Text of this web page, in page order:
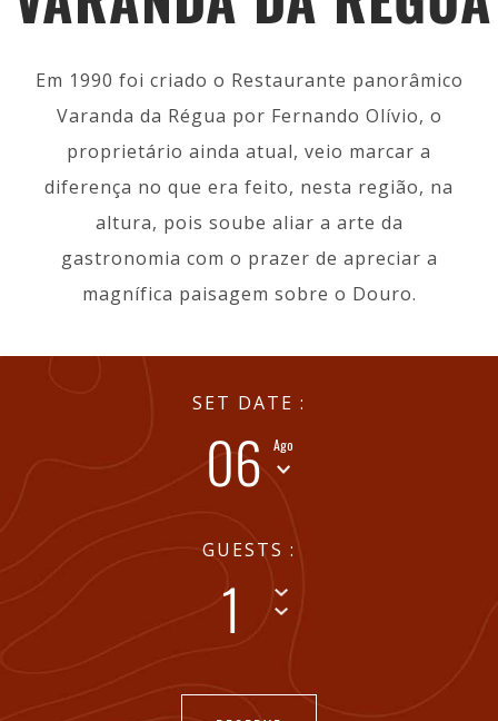
Em 1990 foi criado o Restaurante panorâmico
Varanda da Régua por Fernando Olívio, o
proprietário ainda atual, veio marcar a
diferença no que era feito, nesta região, na
altura, pois soube aliar a arte da
gastronomia com o prazer de apreciar a
magnífica paisagem sobre o Douro.
SET DATE :
06 Ago
GUESTS :
1